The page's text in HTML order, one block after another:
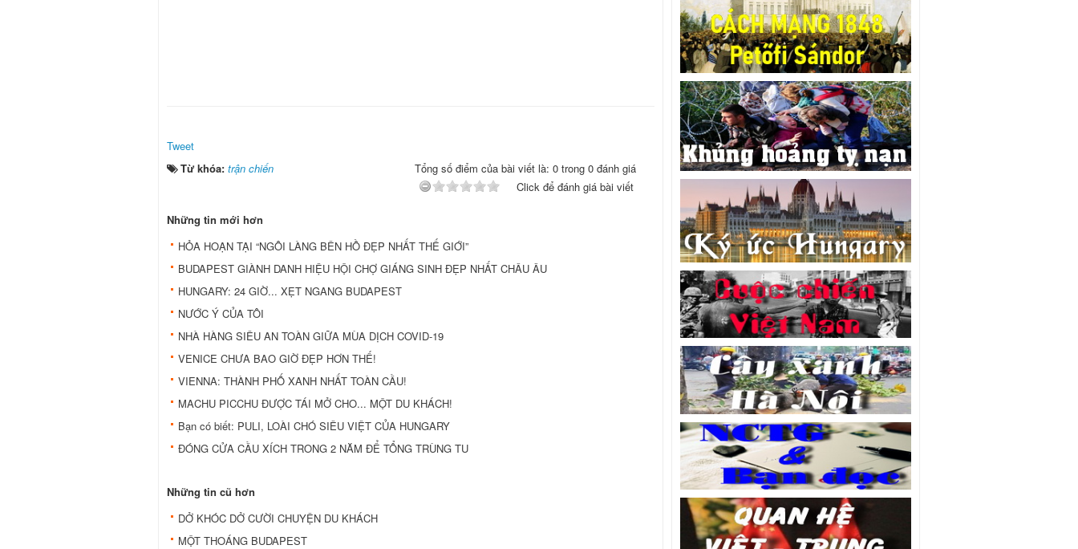
Tweet
Từ khóa: trận chiến
Tổng số điểm của bài viết là: 0 trong 0 đánh giá
Click để đánh giá bài viết
Những tin mới hơn
HỎA HOẠN TẠI “NGÔI LÀNG BÊN HỒ ĐẸP NHẤT THẾ GIỚI”
BUDAPEST GIÀNH DANH HIỆU HỘI CHỢ GIÁNG SINH ĐẸP NHẤT CHÂU ÂU
HUNGARY: 24 GIỜ... XẸT NGANG BUDAPEST
NƯỚC Ý CỦA TÔI
NHÀ HÀNG SIÊU AN TOÀN GIỮA MÙA DỊCH COVID-19
VENICE CHƯA BAO GIỜ ĐẸP HƠN THẾ!
VIENNA: THÀNH PHỐ XANH NHẤT TOÀN CẦU!
MACHU PICCHU ĐƯỢC TÁI MỞ CHO... MỘT DU KHÁCH!
Bạn có biết: PULI, LOÀI CHÓ SIÊU VIỆT CỦA HUNGARY
ĐÓNG CỬA CẦU XÍCH TRONG 2 NĂM ĐỂ TỔNG TRÙNG TU
Những tin cũ hơn
DỞ KHÓC DỞ CƯỜI CHUYỆN DU KHÁCH
MỘT THOÁNG BUDAPEST